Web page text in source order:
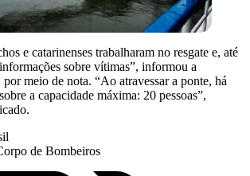
e catarinenses trabalharam no resgate e, até
sobre vítimas”, informou a
meio de nota. “Ao atravessar a ponte, há
a capacidade máxima: 20 pessoas”,
de Bombeiros